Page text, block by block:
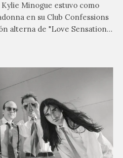
Kylie Minogue estuvo como
en su Club Confessions
alterna de "Love Sensation",